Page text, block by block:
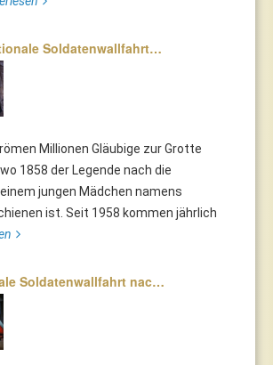
Soldatenwallfahrt…
Millionen Gläubige zur Grotte
1858 der Legende nach die
jungen Mädchen namens
ist. Seit 1958 kommen jährlich
Soldatenwallfahrt nac…